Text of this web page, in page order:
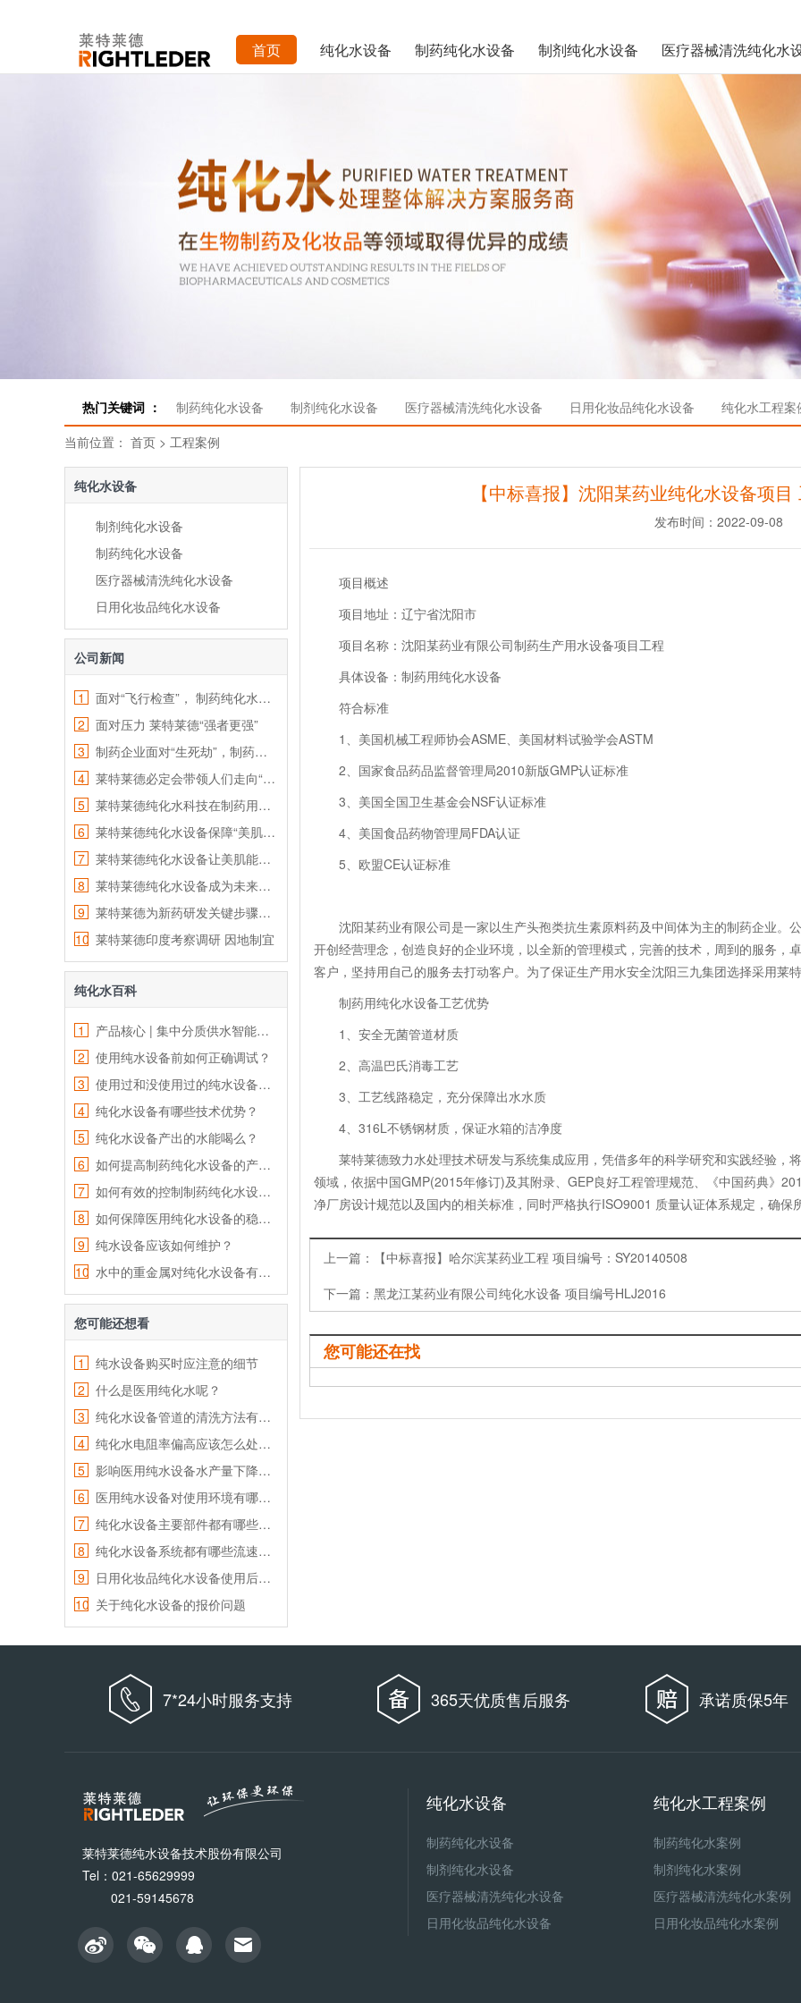
首页 纯化水设备 制药纯化水设备 制剂纯化水设备 医疗器械清洗纯化水
热门关键词 ： 制药纯化水设备 制剂纯化水设备 医疗器械清洗纯化水设备 日用化妆品纯化水设备
纯化水工程案
当前位置： 首页 > 工程案例
纯化水设备
制剂纯化水设备
制药纯化水设备
医疗器械清洗纯化水设备
日用化妆品纯化水设备
公司新闻
1
面对“飞行检查”， 制药纯化水设备将“大展拳脚”
2
面对压力 莱特莱德“强者更强”
3
制药企业面对“生死劫”，制药加工用水是关键
4
莱特莱德必定会带领人们走向“健康中国”
5
莱特莱德纯化水科技在制药用水设备中的应用
6
莱特莱德纯化水设备保障“美肌”而不是“霉肌”
7
莱特莱德纯化水设备让美肌能量加乘
8
莱特莱德纯化水设备成为未来水处理又一增长点
9
莱特莱德为新药研发关键步骤提供完美解决方案
10 莱特莱德印度考察调研 因地制宜
纯化水百科
1
产品核心 | 集中分质供水智能控制系统技术解析
2
使用纯水设备前如何正确调试？
3
使用过和没使用过的纯水设备反渗透膜保存方法一样么？
4 纯化水设备有哪些技术优势？
5 纯化水设备产出的水能喝么？
6
如何提高制药纯化水设备的产水效率？
7
如何有效的控制制药纯化水设备的污染问题？
8
如何保障医用纯化水设备的稳定运行？
9 纯水设备应该如何维护？
10
水中的重金属对纯化水设备有哪些危害？
您可能还想看
1
纯水设备购买时应注意的细节
2
什么是医用纯化水呢？
3
纯化水设备管道的清洗方法有哪些？
4
纯化水电阻率偏高应该怎么处理？
5
影响医用纯水设备水产量下降原因有哪些？
6
医用纯水设备对使用环境有哪些要求？
7
纯化水设备主要部件都有哪些作用？
8
纯化水设备系统都有哪些流速概念呢？
9
日用化妆品纯化水设备使用后需要做好清理工作？
10 关于纯化水设备的报价问题
【中标喜报】沈阳某药业纯化水设备项
发布时间：2022-09-08
项目概述
项目地址：辽宁省沈阳市
项目名称：沈阳某药业有限公司制药生产用水设备项目工程
具体设备：制药用纯化水设备
符合标准
1、美国机械工程师协会ASME、美国材料试验学会ASTM
2、国家食品药品监督管理局2010新版GMP认证标准
3、美国全国卫生基金会NSF认证标准
4、美国食品药物管理局FDA认证
5、欧盟CE认证标准
沈阳某药业有限公司是一家以生产头孢类抗生素原料药及中间体为主的制药企业。公
开创经营理念，创造良好的企业环境，以全新的管理模式，完善的技术，周到的服务，
客户，坚持用自己的服务去打动客户。为了保证生产用水安全沈阳三九集团选择采用莱
制药用纯化水设备工艺优势
1、安全无菌管道材质
2、高温巴氏消毒工艺
3、工艺线路稳定，充分保障出水水质
4、316L不锈钢材质，保证水箱的洁净度
莱特莱德致力水处理技术研发与系统集成应用，凭借多年的科学研究和实践经验，
领域，依据中国GMP(2015年修订)及其附录、GEP良好工程管理规范、《中国药典》
净厂房设计规范以及国内的相关标准，同时严格执行ISO9001 质量认证体系规定，确保
上一篇：
【中标喜报】哈尔滨某药业工程 项目编号：SY20140508
下一篇： 黑龙江某药业有限公司纯化水设备 项目编号HLJ2016
您可能还在找
7*24小时服务支持 365天优质售后服务 承诺质保5年
莱特莱德纯水设备技术股份有限公司
Tel：021-65629999
021-59145678
纯化水设备
制药纯化水设备
制剂纯化水设备
医疗器械清洗纯化水设备
日用化妆品纯化水设备
纯化水工程案例
制药纯化水案例
制剂纯化水案例
医疗器械清洗纯化水案例
日用化妆品纯化水案例